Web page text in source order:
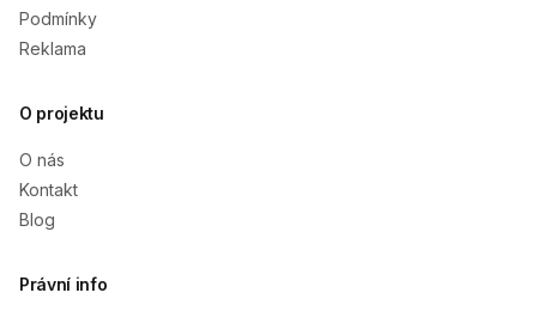
Podmínky
Reklama
O projektu
O nás
Kontakt
Blog
Právní info